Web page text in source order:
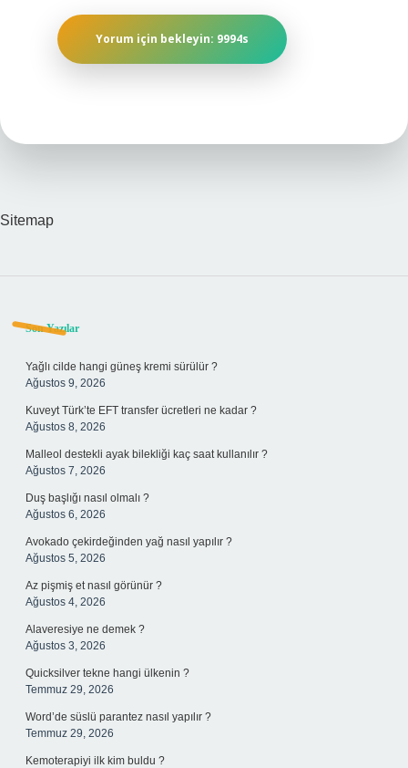
Sitemap
Sidebar
Son Yazılar
Yağlı cilde hangi güneş kremi sürülür ?
Ağustos 9, 2026
Kuveyt Türk’te EFT transfer ücretleri ne kadar ?
Ağustos 8, 2026
Malleol destekli ayak bilekliği kaç saat kullanılır ?
Ağustos 7, 2026
Duş başlığı nasıl olmalı ?
Ağustos 6, 2026
Avokado çekirdeğinden yağ nasıl yapılır ?
Ağustos 5, 2026
Az pişmiş et nasıl görünür ?
Ağustos 4, 2026
Alaveresiye ne demek ?
Ağustos 3, 2026
Quicksilver tekne hangi ülkenin ?
Temmuz 29, 2026
Word’de süslü parantez nasıl yapılır ?
Temmuz 29, 2026
Kemoterapiyi ilk kim buldu ?